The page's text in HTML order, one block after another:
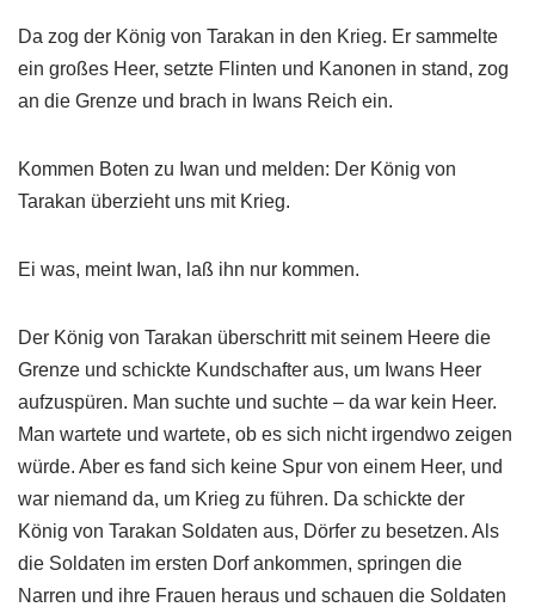
Da zog der König von Tarakan in den Krieg. Er sammelte
ein großes Heer, setzte Flinten und Kanonen in stand, zog
an die Grenze und brach in Iwans Reich ein.
Kommen Boten zu Iwan und melden: Der König von
Tarakan überzieht uns mit Krieg.
Ei was, meint Iwan, laß ihn nur kommen.
Der König von Tarakan überschritt mit seinem Heere die
Grenze und schickte Kundschafter aus, um Iwans Heer
aufzuspüren. Man suchte und suchte – da war kein Heer.
Man wartete und wartete, ob es sich nicht irgendwo zeigen
würde. Aber es fand sich keine Spur von einem Heer, und
war niemand da, um Krieg zu führen. Da schickte der
König von Tarakan Soldaten aus, Dörfer zu besetzen. Als
die Soldaten im ersten Dorf ankommen, springen die
Narren und ihre Frauen heraus und schauen die Soldaten